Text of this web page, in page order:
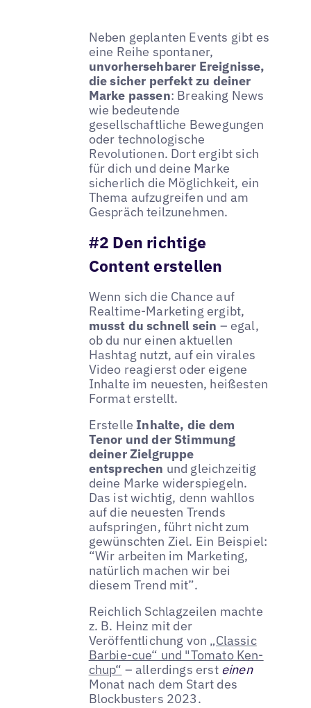
Neben geplanten Events gibt es
eine Reihe spontaner,
unvorhersehbarer Ereignisse,
die sicher perfekt zu deiner
Marke passen: Breaking News
wie bedeutende
gesellschaftliche Bewegungen
oder technologische
Revolutionen. Dort ergibt sich
für dich und deine Marke
sicherlich die Möglichkeit, ein
Thema aufzugreifen und am
Gespräch teilzunehmen.
#2 Den richtige
Content erstellen
Wenn sich die Chance auf
Realtime-Marketing ergibt,
musst du schnell sein – egal,
ob du nur einen aktuellen
Hashtag nutzt, auf ein virales
Video reagierst oder eigene
Inhalte im neuesten, heißesten
Format erstellt.
Erstelle Inhalte, die dem
Tenor und der Stimmung
deiner Zielgruppe
entsprechen und gleichzeitig
deine Marke widerspiegeln.
Das ist wichtig, denn wahllos
auf die neuesten Trends
aufspringen, führt nicht zum
gewünschten Ziel. Ein Beispiel:
“Wir arbeiten im Marketing,
natürlich machen wir bei
diesem Trend mit”.
Reichlich Schlagzeilen machte
z. B. Heinz mit der
Veröffentlichung von „Classic
Barbie-cue“ und "Tomato Ken-
chup“ – allerdings erst einen
Monat nach dem Start des
Blockbusters 2023.